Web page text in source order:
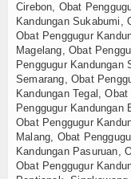
Cirebon, Obat
Kandungan Sukabumi,
Obat Penggugur
Magelang, Obat
Penggugur Kandungan
Semarang, Obat
Kandungan Tegal,
Penggugur Kandungan
Obat Penggugur
Malang, Obat
Kandungan Pasuruan,
Obat Penggugur